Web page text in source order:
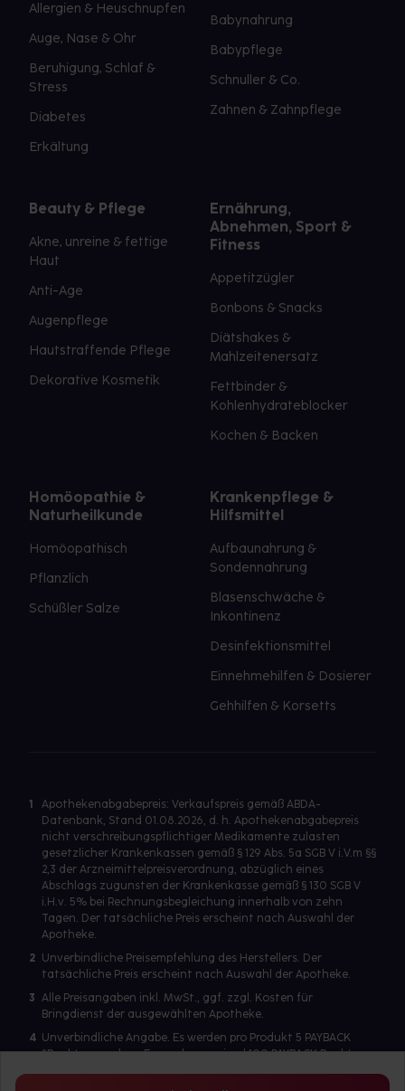
Allergien & Heuschnupfen
Auge, Nase & Ohr
Beruhigung, Schlaf &
Stress
Diabetes
Erkältung
Babynahrung
Babypflege
Schnuller & Co.
Zahnen & Zahnpflege
Beauty & Pflege
Akne, unreine & fettige
Haut
Anti-Age
Augenpflege
Hautstraffende Pflege
Dekorative Kosmetik
Ernährung,
Abnehmen, Sport &
Fitness
Appetitzügler
Bonbons & Snacks
Diätshakes &
Mahlzeitenersatz
Fettbinder &
Kohlenhydrateblocker
Kochen & Backen
Homöopathie &
Naturheilkunde
Homöopathisch
Pflanzlich
Schüßler Salze
Krankenpflege &
Hilfsmittel
Aufbaunahrung &
Sondennahrung
Blasenschwäche &
Inkontinenz
Desinfektionsmittel
Einnehmehilfen & Dosierer
Gehhilfen & Korsetts
1
Apothekenabgabepreis: Verkaufspreis gemäß ABDA-
Datenbank, Stand 01.08.2026, d. h. Apothekenabgabepreis
nicht verschreibungspflichtiger Medikamente zulasten
gesetzlicher Krankenkassen gemäß § 129 Abs. 5a SGB V i.V.m §§
2,3 der Arzneimittelpreisverordnung, abzüglich eines
Abschlags zugunsten der Krankenkasse gemäß § 130 SGB V
i.H.v. 5% bei Rechnungsbegleichung innerhalb von zehn
Tagen. Der tatsächliche Preis erscheint nach Auswahl der
Apotheke.
2 Unverbindliche Preisempfehlung des Herstellers. Der
tatsächliche Preis erscheint nach Auswahl der Apotheke.
3 Alle Preisangaben inkl. MwSt., ggf. zzgl. Kosten für
Bringdienst der ausgewählten Apotheke.
4 Unverbindliche Angabe. Es werden pro Produkt 5 PAYBACK
°Punkte vergeben. Es werden maximal 100 PAYBACK Punkte